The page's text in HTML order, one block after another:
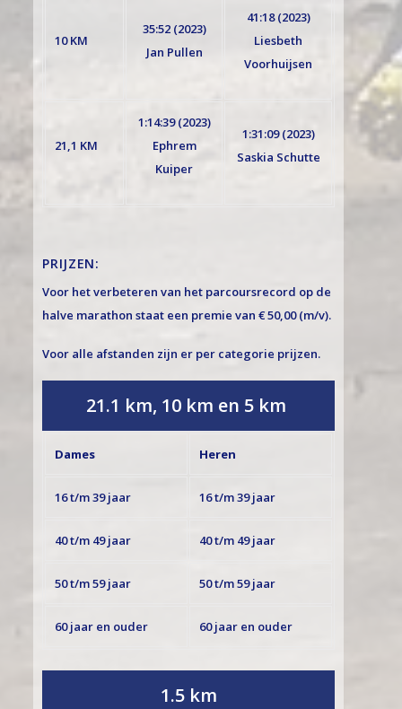
10 KM
35:52 (2023)
Jan Pullen
41:18 (2023)
Liesbeth
Voorhuijsen
21,1 KM
1:14:39 (2023)
Ephrem
Kuiper
1:31:09 (2023)
Saskia Schutte
PRIJZEN:
Voor het verbeteren van het parcoursrecord op de
halve marathon staat een premie van € 50,00 (m/v).
Voor alle afstanden zijn er per categorie prijzen.
21.1 km, 10 km en 5 km
Dames Heren
16 t/m 39 jaar 16 t/m 39 jaar
40 t/m 49 jaar 40 t/m 49 jaar
50 t/m 59 jaar 50 t/m 59 jaar
60 jaar en ouder 60 jaar en ouder
1.5 km